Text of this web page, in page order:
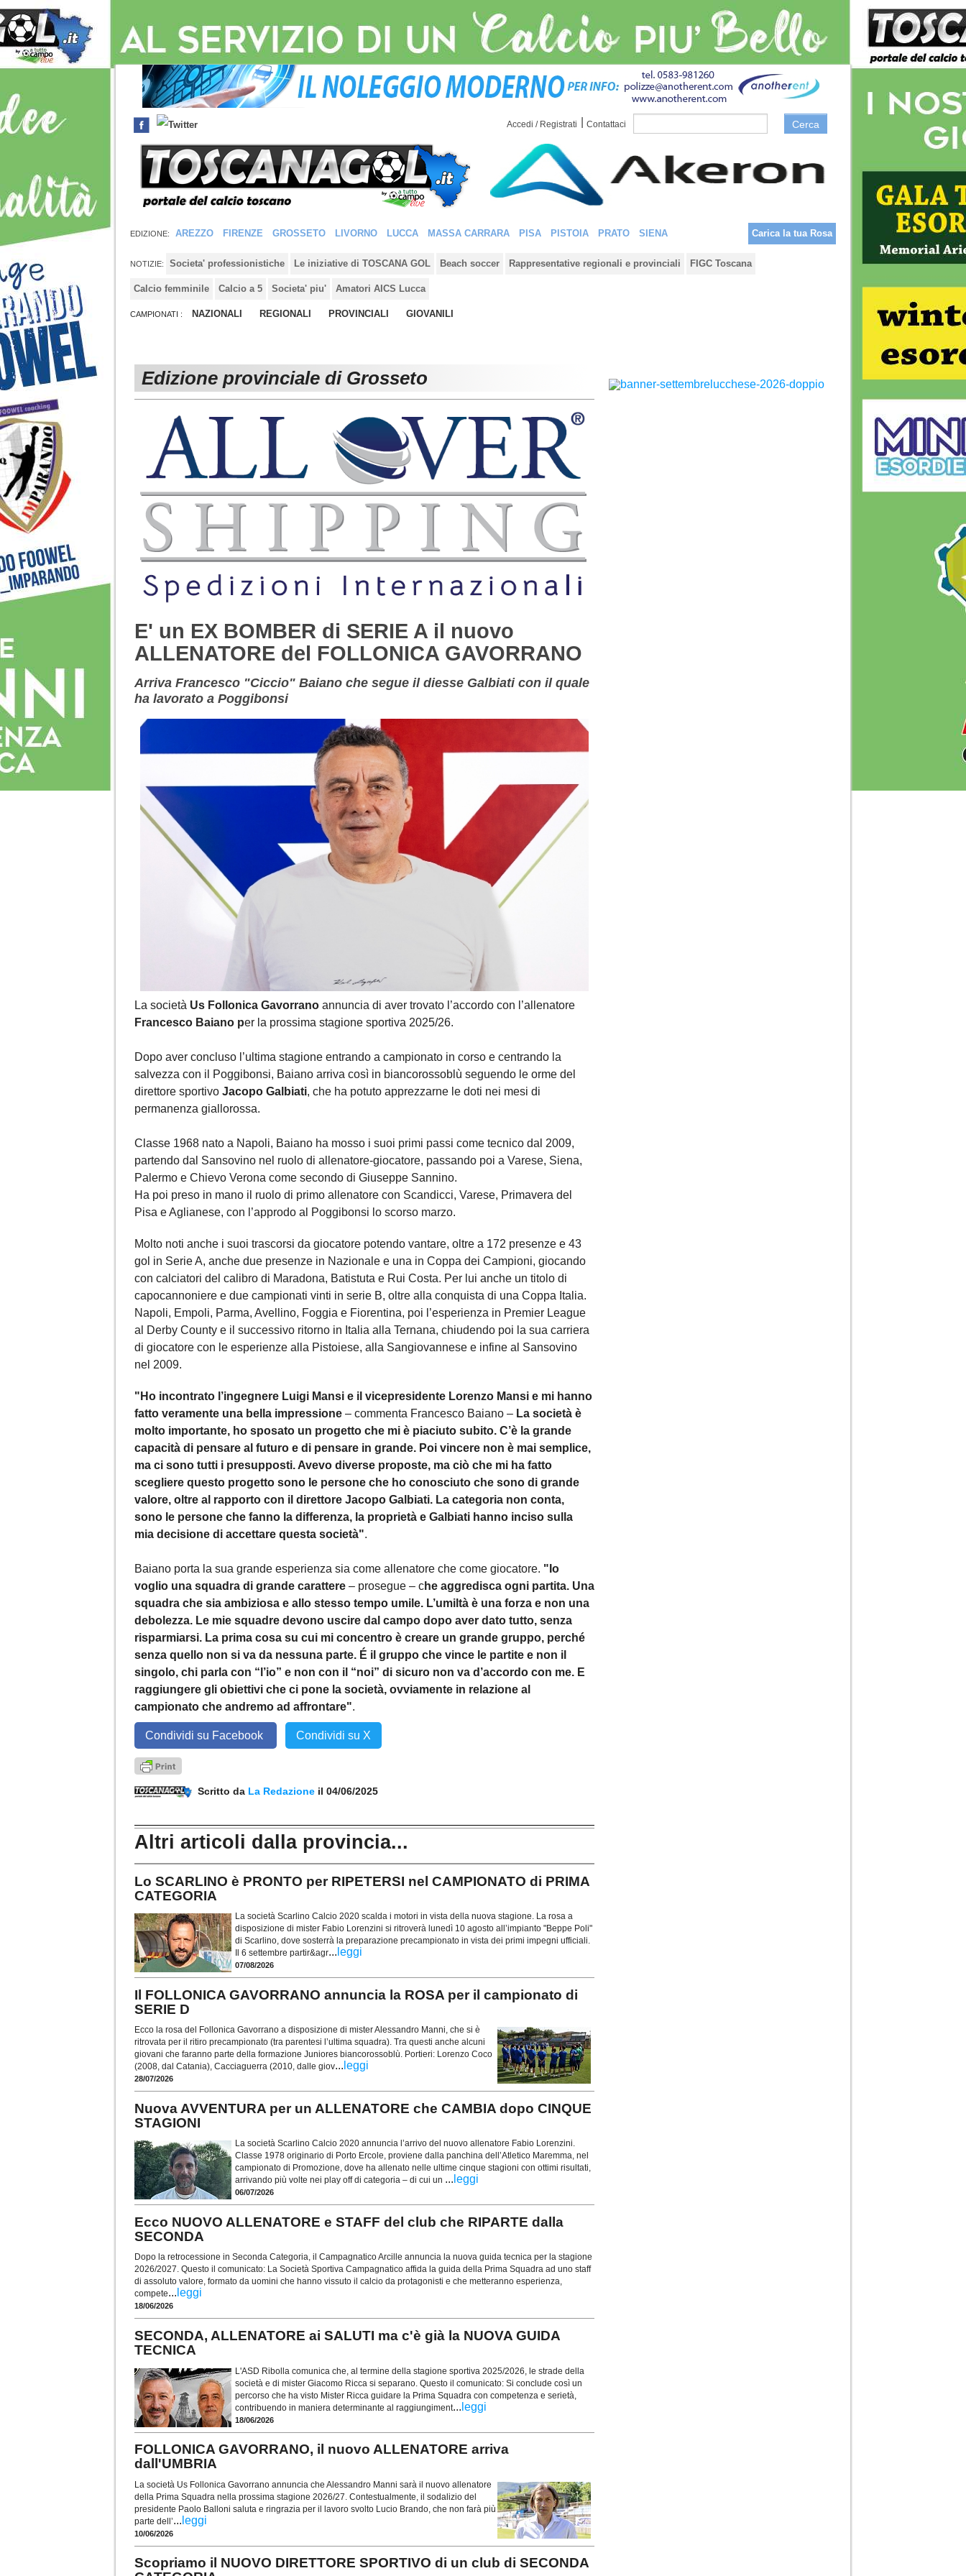
Accedi / Registrati Contattaci Cerca
EDIZIONE: AREZZO FIRENZE GROSSETO LIVORNO LUCCA MASSA CARRARA PISA PISTOIA PRATO SIENA Carica la tua Rosa
NOTIZIE: Societa' professionistiche Le iniziative di TOSCANA GOL Beach soccer Rappresentative regionali e provinciali FIGC Toscana
Calcio femminile Calcio a 5 Societa' piu' Amatori AICS Lucca
CAMPIONATI : NAZIONALI REGIONALI PROVINCIALI GIOVANILI
Edizione provinciale di Grosseto
E' un EX BOMBER di SERIE A il nuovo
ALLENATORE del FOLLONICA GAVORRANO
Arriva Francesco "Ciccio" Baiano che segue il diesse Galbiati con il quale
ha lavorato a Poggibonsi
La società Us Follonica Gavorrano annuncia di aver trovato l’accordo con l’allenatore
Francesco Baiano per la prossima stagione sportiva 2025/26.
Dopo aver concluso l’ultima stagione entrando a campionato in corso e centrando la
salvezza con il Poggibonsi, Baiano arriva così in biancorossoblù seguendo le orme del
direttore sportivo Jacopo Galbiati, che ha potuto apprezzarne le doti nei mesi di
permanenza giallorossa.
Classe 1968 nato a Napoli, Baiano ha mosso i suoi primi passi come tecnico dal 2009,
partendo dal Sansovino nel ruolo di allenatore-giocatore, passando poi a Varese, Siena,
Palermo e Chievo Verona come secondo di Giuseppe Sannino.
Ha poi preso in mano il ruolo di primo allenatore con Scandicci, Varese, Primavera del
Pisa e Aglianese, con l’approdo al Poggibonsi lo scorso marzo.
Molto noti anche i suoi trascorsi da giocatore potendo vantare, oltre a 172 presenze e 43
gol in Serie A, anche due presenze in Nazionale e una in Coppa dei Campioni, giocando
con calciatori del calibro di Maradona, Batistuta e Rui Costa. Per lui anche un titolo di
capocannoniere e due campionati vinti in serie B, oltre alla conquista di una Coppa Italia.
Napoli, Empoli, Parma, Avellino, Foggia e Fiorentina, poi l’esperienza in Premier League
al Derby County e il successivo ritorno in Italia alla Ternana, chiudendo poi la sua carriera
di giocatore con le esperienze alla Pistoiese, alla Sangiovannese e infine al Sansovino
nel 2009.
"Ho incontrato l’ingegnere Luigi Mansi e il vicepresidente Lorenzo Mansi e mi hanno
fatto veramente una bella impressione – commenta Francesco Baiano – La società è
molto importante, ho sposato un progetto che mi è piaciuto subito. C’è la grande
capacità di pensare al futuro e di pensare in grande. Poi vincere non è mai semplice,
ma ci sono tutti i presupposti. Avevo diverse proposte, ma ciò che mi ha fatto
scegliere questo progetto sono le persone che ho conosciuto che sono di grande
valore, oltre al rapporto con il direttore Jacopo Galbiati. La categoria non conta,
sono le persone che fanno la differenza, la proprietà e Galbiati hanno inciso sulla
mia decisione di accettare questa società".
Baiano porta la sua grande esperienza sia come allenatore che come giocatore. "Io
voglio una squadra di grande carattere – prosegue – che aggredisca ogni partita. Una
squadra che sia ambiziosa e allo stesso tempo umile. L’umiltà è una forza e non una
debolezza. Le mie squadre devono uscire dal campo dopo aver dato tutto, senza
risparmiarsi. La prima cosa su cui mi concentro è creare un grande gruppo, perché
senza quello non si va da nessuna parte. É il gruppo che vince le partite e non il
singolo, chi parla con “l’io” e non con il “noi” di sicuro non va d’accordo con me. E
raggiungere gli obiettivi che ci pone la società, ovviamente in relazione al
campionato che andremo ad affrontare".
Condividi su Facebook Condividi su X
Scritto da La Redazione il 04/06/2025
Altri articoli dalla provincia...
Lo SCARLINO è PRONTO per RIPETERSI nel CAMPIONATO di PRIMA
CATEGORIA
La società Scarlino Calcio 2020 scalda i motori in vista della nuova stagione. La rosa a
disposizione di mister Fabio Lorenzini si ritroverà lunedì 10 agosto all’impianto "Beppe Poli"
di Scarlino, dove sosterrà la preparazione precampionato in vista dei primi impegni ufficiali.
Il 6 settembre partir&agr... leggi
07/08/2026
Il FOLLONICA GAVORRANO annuncia la ROSA per il campionato di
SERIE D
Ecco la rosa del Follonica Gavorrano a disposizione di mister Alessandro Manni, che si è
ritrovata per il ritiro precampionato (tra parentesi l’ultima squadra). Tra questi anche alcuni
giovani che faranno parte della formazione Juniores biancorossoblù. Portieri: Lorenzo Coco
(2008, dal Catania), Cacciaguerra (2010, dalle giov... leggi
28/07/2026
Nuova AVVENTURA per un ALLENATORE che CAMBIA dopo CINQUE
STAGIONI
La società Scarlino Calcio 2020 annuncia l’arrivo del nuovo allenatore Fabio Lorenzini.
Classe 1978 originario di Porto Ercole, proviene dalla panchina dell’Atletico Maremma, nel
campionato di Promozione, dove ha allenato nelle ultime cinque stagioni con ottimi risultati,
arrivando più volte nei play off di categoria – di cui un ... leggi
06/07/2026
Ecco NUOVO ALLENATORE e STAFF del club che RIPARTE dalla
SECONDA
Dopo la retrocessione in Seconda Categoria, il Campagnatico Arcille annuncia la nuova guida tecnica per la stagione
2026/2027. Questo il comunicato: La Società Sportiva Campagnatico affida la guida della Prima Squadra ad uno staff
di assoluto valore, formato da uomini che hanno vissuto il calcio da protagonisti e che metteranno esperienza,
compete... leggi
18/06/2026
SECONDA, ALLENATORE ai SALUTI ma c'è già la NUOVA GUIDA
TECNICA
L'ASD Ribolla comunica che, al termine della stagione sportiva 2025/2026, le strade della
società e di mister Giacomo Ricca si separano. Questo il comunicato: Si conclude così un
percorso che ha visto Mister Ricca guidare la Prima Squadra con competenza e serietà,
contribuendo in maniera determinante al raggiungiment... leggi
18/06/2026
FOLLONICA GAVORRANO, il nuovo ALLENATORE arriva
dall'UMBRIA
La società Us Follonica Gavorrano annuncia che Alessandro Manni sarà il nuovo allenatore
della Prima Squadra nella prossima stagione 2026/27. Contestualmente, il sodalizio del
presidente Paolo Balloni saluta e ringrazia per il lavoro svolto Lucio Brando, che non farà più
parte dell’... leggi
10/06/2026
Scopriamo il NUOVO DIRETTORE SPORTIVO di un club di SECONDA